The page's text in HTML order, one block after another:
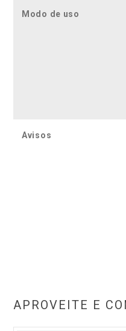
Modo de uso
Avisos
APROVEITE E